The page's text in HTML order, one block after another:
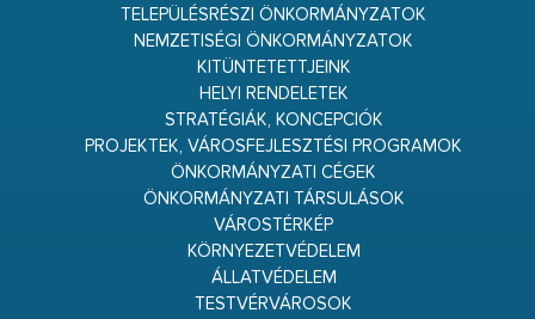
TELEPÜLÉSRÉSZI ÖNKORMÁNYZATOK
NEMZETISÉGI ÖNKORMÁNYZATOK
KITÜNTETETTJEINK
HELYI RENDELETEK
STRATÉGIÁK, KONCEPCIÓK
PROJEKTEK, VÁROSFEJLESZTÉSI PROGRAMOK
ÖNKORMÁNYZATI CÉGEK
ÖNKORMÁNYZATI TÁRSULÁSOK
VÁROSTÉRKÉP
KÖRNYEZETVÉDELEM
ÁLLATVÉDELEM
TESTVÉRVÁROSOK